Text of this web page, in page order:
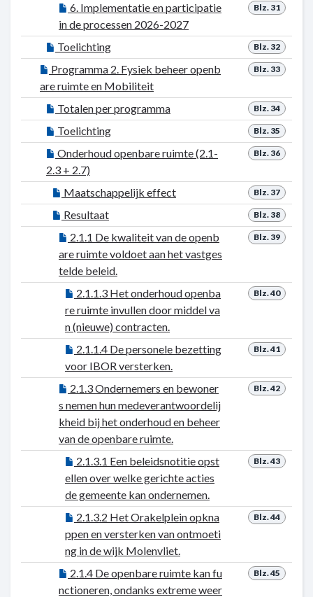
Blz. 31
6. Implementatie en participatie
in de processen 2026-2027
Blz. 32
Toelichting
Blz. 33
Programma 2. Fysiek beheer openb
are ruimte en Mobiliteit
Blz. 34
Totalen per programma
Blz. 35
Toelichting
Blz. 36
Onderhoud openbare ruimte (2.1-
2.3 + 2.7)
Blz. 37
Maatschappelijk effect
Blz. 38
Resultaat
Blz. 39
2.1.1 De kwaliteit van de openb
are ruimte voldoet aan het vastges
telde beleid.
Blz. 40
2.1.1.3 Het onderhoud openba
re ruimte invullen door middel va
n (nieuwe) contracten.
Blz. 41
2.1.1.4 De personele bezetting
voor IBOR versterken.
Blz. 42
2.1.3 Ondernemers en bewoner
s nemen hun medeverantwoordelij
kheid bij het onderhoud en beheer
van de openbare ruimte.
Blz. 43
2.1.3.1 Een beleidsnotitie opst
ellen over welke gerichte acties
de gemeente kan ondernemen.
Blz. 44
2.1.3.2 Het Orakelplein opkna
ppen en versterken van ontmoeti
ng in de wijk Molenvliet.
Blz. 45
2.1.4 De openbare ruimte kan fu
nctioneren, ondanks extreme weer